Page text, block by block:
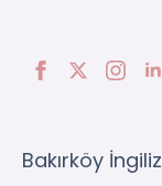
Bakırköy